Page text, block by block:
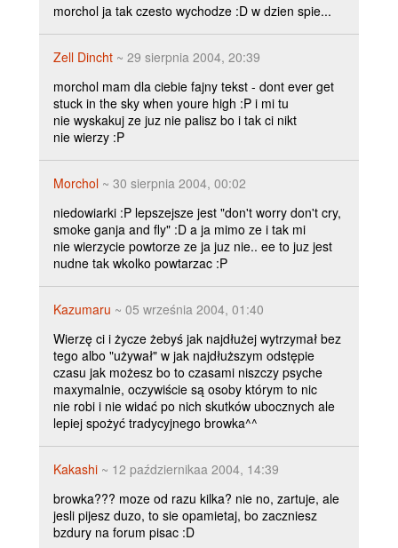
morchol ja tak czesto wychodze :D w dzien spie...
Zell Dincht ~ 29 sierpnia 2004, 20:39
morchol mam dla ciebie fajny tekst - dont ever get
stuck in the sky when youre high :P i mi tu
nie wyskakuj ze juz nie palisz bo i tak ci nikt
nie wierzy :P
Morchol ~ 30 sierpnia 2004, 00:02
niedowiarki :P lepszejsze jest "don't worry don't cry,
smoke ganja and fly" :D a ja mimo ze i tak mi
nie wierzycie powtorze ze ja juz nie.. ee to juz jest
nudne tak wkolko powtarzac :P
Kazumaru ~ 05 września 2004, 01:40
Wierzę ci i życze żebyś jak najdłużej wytrzymał bez
tego albo "używał" w jak najdłuższym odstępie
czasu jak możesz bo to czasami niszczy psyche
maxymalnie, oczywiście są osoby którym to nic
nie robi i nie widać po nich skutków ubocznych ale
lepiej spożyć tradycyjnego browka^^
Kakashi ~ 12 październikaa 2004, 14:39
browka??? moze od razu kilka? nie no, zartuje, ale
jesli pijesz duzo, to sie opamietaj, bo zaczniesz
bzdury na forum pisac :D